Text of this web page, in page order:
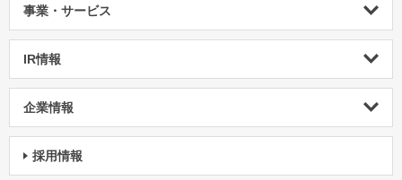
事業・サービス
IR情報
企業情報
採用情報